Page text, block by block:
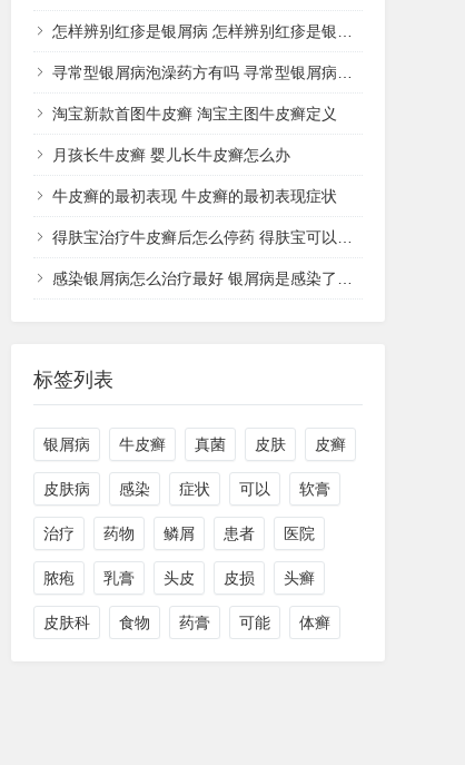
怎样辨别红疹是银屑病 怎样辨别红疹是银屑病还是湿疹
寻常型银屑病泡澡药方有吗 寻常型银屑病用什么药洗
淘宝新款首图牛皮癣 淘宝主图牛皮癣定义
月孩长牛皮癣 婴儿长牛皮癣怎么办
牛皮癣的最初表现 牛皮癣的最初表现症状
得肤宝治疗牛皮癣后怎么停药 得肤宝可以治疗湿疹吗
感染银屑病怎么治疗最好 银屑病是感染了什么病菌
标签列表
银屑病 牛皮癣 真菌 皮肤 皮癣
皮肤病 感染 症状 可以 软膏
治疗 药物 鳞屑 患者 医院
脓疱 乳膏 头皮 皮损 头癣
皮肤科 食物 药膏 可能 体癣